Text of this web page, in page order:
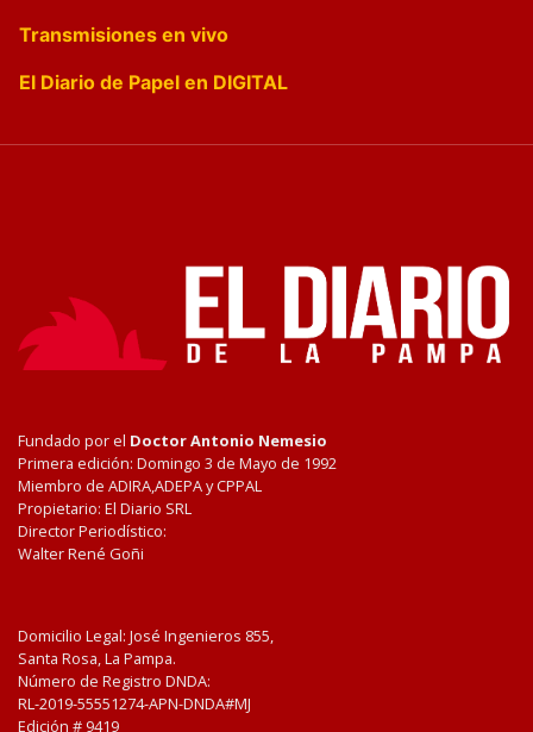
Transmisiones en vivo
El Diario de Papel en DIGITAL
Fundado por el Doctor Antonio Nemesio
Primera edición: Domingo 3 de Mayo de 1992
Miembro de ADIRA,ADEPA y CPPAL
Propietario: El Diario SRL
Director Periodístico:
Walter René Goñi
Domicilio Legal: José Ingenieros 855,
Santa Rosa, La Pampa.
Número de Registro DNDA:
RL-2019-55551274-APN-DNDA#MJ
Edición # 9419